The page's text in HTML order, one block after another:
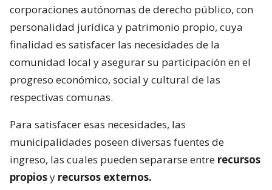
corporaciones autónomas de derecho público, con
personalidad jurídica y patrimonio propio, cuya
finalidad es satisfacer las necesidades de la
comunidad local y asegurar su participación en el
progreso económico, social y cultural de las
respectivas comunas.
Para satisfacer esas necesidades, las
municipalidades poseen diversas fuentes de
ingreso, las cuales pueden separarse entre recursos
propiosy recursos externos.